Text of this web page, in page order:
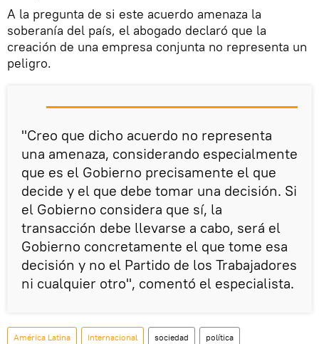
A la pregunta de si este acuerdo amenaza la
soberanía del país, el abogado declaró que la
creación de una empresa conjunta no representa un
peligro.
"Creo que dicho acuerdo no representa
una amenaza, considerando especialmente
que es el Gobierno precisamente el que
decide y el que debe tomar una decisión. Si
el Gobierno considera que sí, la
transacción debe llevarse a cabo, será el
Gobierno concretamente el que tome esa
decisión y no el Partido de los Trabajadores
ni cualquier otro", comentó el especialista.
América Latina Internacional sociedad política